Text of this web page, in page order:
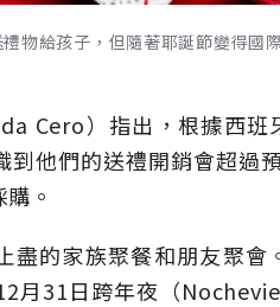
物給孩子，但隨著耶誕節變得國
Cero）指出，根據西班
他們的送禮開銷會超過
。
盡的家族聚餐和朋友聚會
月31日跨年夜（